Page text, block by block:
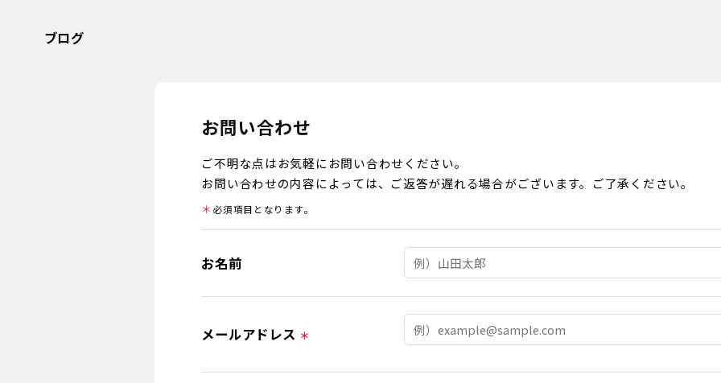
ブログ
お問い合わせ
ご不明な点はお気軽にお問い合わせください。
お問い合わせの内容によっては、ご返答が遅れる場合がございます。ご了承ください。
＊ 必須項目となります。
お名前
メールアドレス ＊